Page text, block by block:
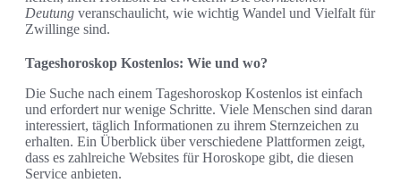
Deutung veranschaulicht, wie wichtig Wandel und Vielfalt für
Zwillinge sind.
Tageshoroskop Kostenlos: Wie und wo?
Die Suche nach einem Tageshoroskop Kostenlos ist einfach
und erfordert nur wenige Schritte. Viele Menschen sind daran
interessiert, täglich Informationen zu ihrem Sternzeichen zu
erhalten. Ein Überblick über verschiedene Plattformen zeigt,
dass es zahlreiche Websites für Horoskope gibt, die diesen
Service anbieten.